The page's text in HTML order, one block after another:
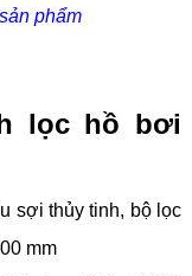
phẩm
lọc hồ bơi
sợi thủy tinh, bộ lọc
mm